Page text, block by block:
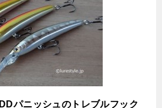
パニッシュのトレブルフック